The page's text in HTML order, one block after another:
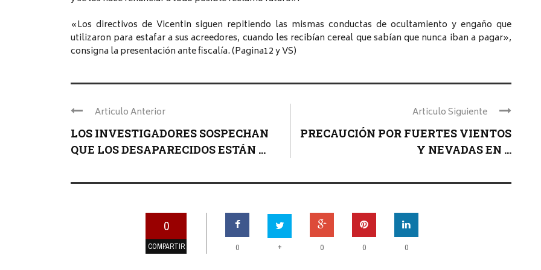
«Los directivos de Vicentin siguen repitiendo las mismas conductas de ocultamiento y engaño que
utilizaron para estafar a sus acreedores, cuando les recibían cereal que sabían que nunca iban a pagar»,
consigna la presentación ante fiscalía. (Pagina12 y VS)
Articulo Anterior
LOS INVESTIGADORES SOSPECHAN
QUE LOS DESAPARECIDOS ESTÁN ...
Articulo Siguiente
PRECAUCIÓN POR FUERTES VIENTOS
Y NEVADAS EN ...
0
COMPARTIR 0 + 0 0 0